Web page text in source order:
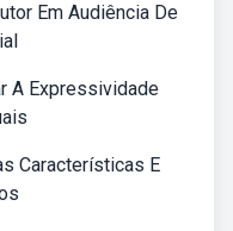
Em Audiência De
A Expressividade
Características E